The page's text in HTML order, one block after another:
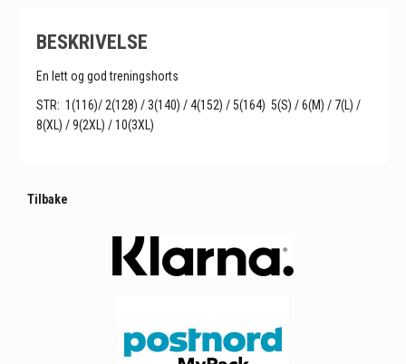
BESKRIVELSE
En lett og god treningshorts
STR: 1(116)/ 2(128) / 3(140) / 4(152) / 5(164) 5(S) / 6(M) / 7(L) /
8(XL) / 9(2XL) / 10(3XL)
Tilbake